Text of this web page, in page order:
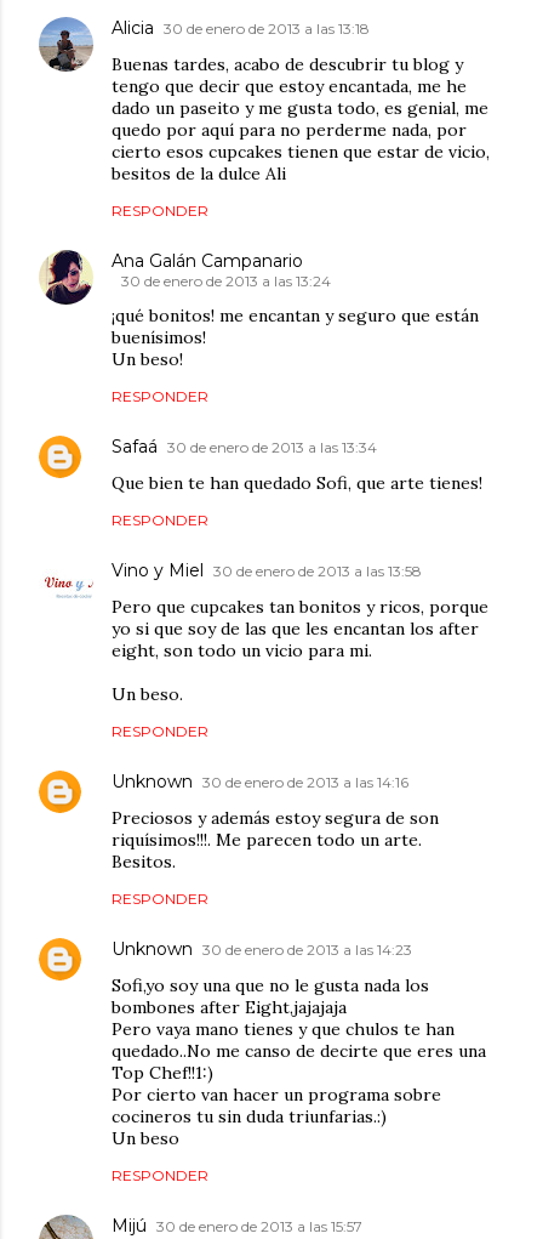
Alicia 30 de enero de 2013 a las 13:18
Buenas tardes, acabo de descubrir tu blog y
tengo que decir que estoy encantada, me he
dado un paseito y me gusta todo, es genial, me
quedo por aquí para no perderme nada, por
cierto esos cupcakes tienen que estar de vicio,
besitos de la dulce Ali
RESPONDER
Ana Galán Campanario
30 de enero de 2013 a las 13:24
¡qué bonitos! me encantan y seguro que están
buenísimos!
Un beso!
RESPONDER
Safaá 30 de enero de 2013 a las 13:34
Que bien te han quedado Sofi, que arte tienes!
RESPONDER
Vino y Miel 30 de enero de 2013 a las 13:58
Pero que cupcakes tan bonitos y ricos, porque
yo si que soy de las que les encantan los after
eight, son todo un vicio para mi.
Un beso.
RESPONDER
Unknown 30 de enero de 2013 a las 14:16
Preciosos y además estoy segura de son
riquísimos!!!. Me parecen todo un arte.
Besitos.
RESPONDER
Unknown 30 de enero de 2013 a las 14:23
Sofi,yo soy una que no le gusta nada los
bombones after Eight,jajajaja
Pero vaya mano tienes y que chulos te han
quedado..No me canso de decirte que eres una
Top Chef!!1:)
Por cierto van hacer un programa sobre
cocineros tu sin duda triunfarias.:)
Un beso
RESPONDER
Mijú 30 de enero de 2013 a las 15:57